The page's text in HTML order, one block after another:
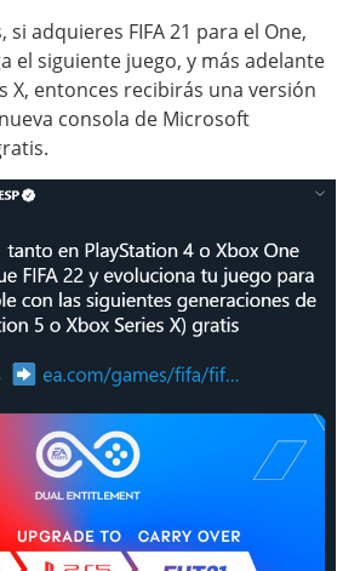
si adquieres FIFA 21 para el One,
el siguiente juego, y más adelante
X, entonces recibirás una versión
consola de Microsoft